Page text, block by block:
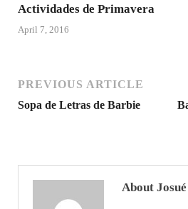
Actividades de Primavera
April 7, 2016
PREVIOUS ARTICLE
Sopa de Letras de Barbie
About Josué